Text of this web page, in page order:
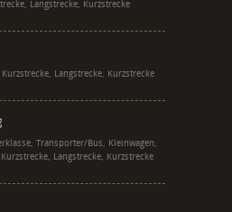
Langstrecke, Kurzstrecke
Langstrecke, Kurzstrecke
Transporter/Bus, Kleinwagen,
Langstrecke, Kurzstrecke